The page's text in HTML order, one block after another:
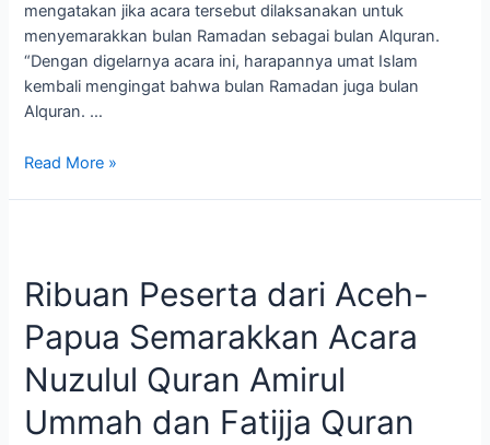
mengatakan jika acara tersebut dilaksanakan untuk
menyemarakkan bulan Ramadan sebagai bulan Alquran.
“Dengan digelarnya acara ini, harapannya umat Islam
kembali mengingat bahwa bulan Ramadan juga bulan
Alquran. …
Read More »
Ribuan Peserta dari Aceh-
Papua Semarakkan Acara
Nuzulul Quran Amirul
Ummah dan Fatijja Quran
dari
Aceh-
Papua
Semarakkan
Acara
Nuzulul
Quran